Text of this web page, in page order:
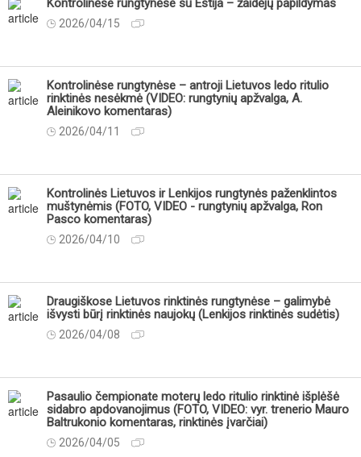
Kontrolinėse rungtynėse su Estija – žaidėjų papildymas
2026/04/15
Kontrolinėse rungtynėse – antroji Lietuvos ledo ritulio
rinktinės nesėkmė (VIDEO: rungtynių apžvalga, A.
Aleinikovo komentaras)
2026/04/11
Kontrolinės Lietuvos ir Lenkijos rungtynės paženklintos
muštynėmis (FOTO, VIDEO - rungtynių apžvalga, Ron
Pasco komentaras)
2026/04/10
Draugiškose Lietuvos rinktinės rungtynėse – galimybė
išvysti būrį rinktinės naujokų (Lenkijos rinktinės sudėtis)
2026/04/08
Pasaulio čempionate moterų ledo ritulio rinktinė išplėšė
sidabro apdovanojimus (FOTO, VIDEO: vyr. trenerio Mauro
Baltrukonio komentaras, rinktinės įvarčiai)
2026/04/05